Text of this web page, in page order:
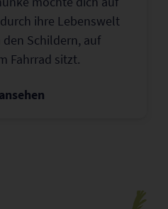
ihre Lebenswelt
Schildern, auf
Fahrrad sitzt.